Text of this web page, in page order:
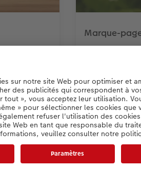
cliparts
dès€ 19,45*
Marque-
Imprimez les
sociaux sur
printemps ?